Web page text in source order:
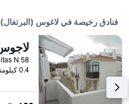
فنادق رخيصة في لاغوس (البرتغال)
0.4 كيلومتر عن وسط المدينة